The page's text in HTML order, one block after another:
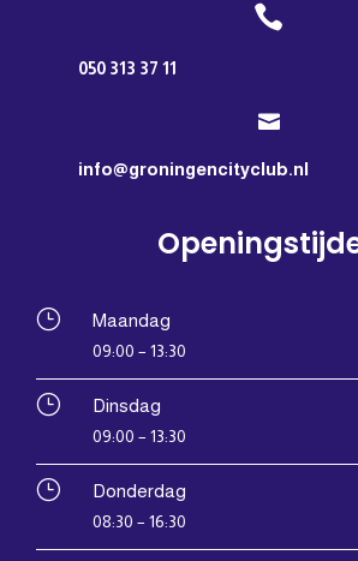

050 313 37 11

info@groningencityclub.nl
} Maandag
09:00 – 13:30
} Dinsdag
09:00 – 13:30
} Donderdag
08:30 – 16:30